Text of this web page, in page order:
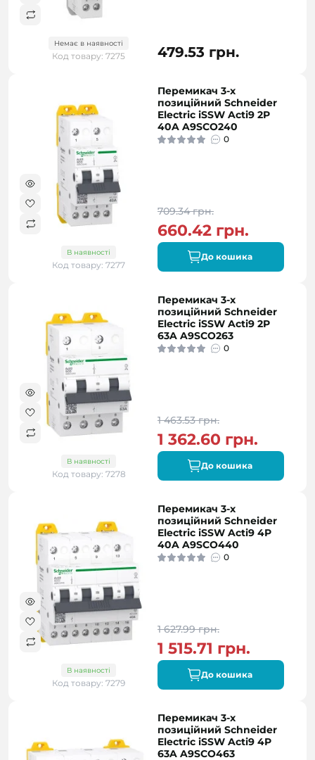
Немає в наявності
Код товару: 7275 479.53 грн.
В наявності
Код товару: 7277
Перемикач 3-х
позиційний Schneider
Electric iSSW Acti9 2P
40A A9SCO240
0
709.34 грн.
660.42 грн.
До кошика
В наявності
Код товару: 7278
Перемикач 3-х
позиційний Schneider
Electric iSSW Acti9 2P
63A A9SCO263
0
1 463.53 грн.
1 362.60 грн.
До кошика
В наявності
Код товару: 7279
Перемикач 3-х
позиційний Schneider
Electric iSSW Acti9 4P
40A A9SCO440
0
1 627.99 грн.
1 515.71 грн.
До кошика
Перемикач 3-х
позиційний Schneider
Electric iSSW Acti9 4P
63A A9SCO463